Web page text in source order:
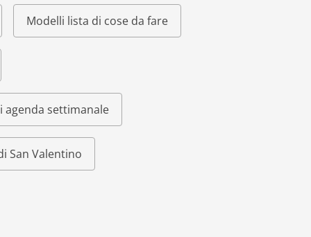
Modelli lista di cose da fare
agenda settimanale
San Valentino